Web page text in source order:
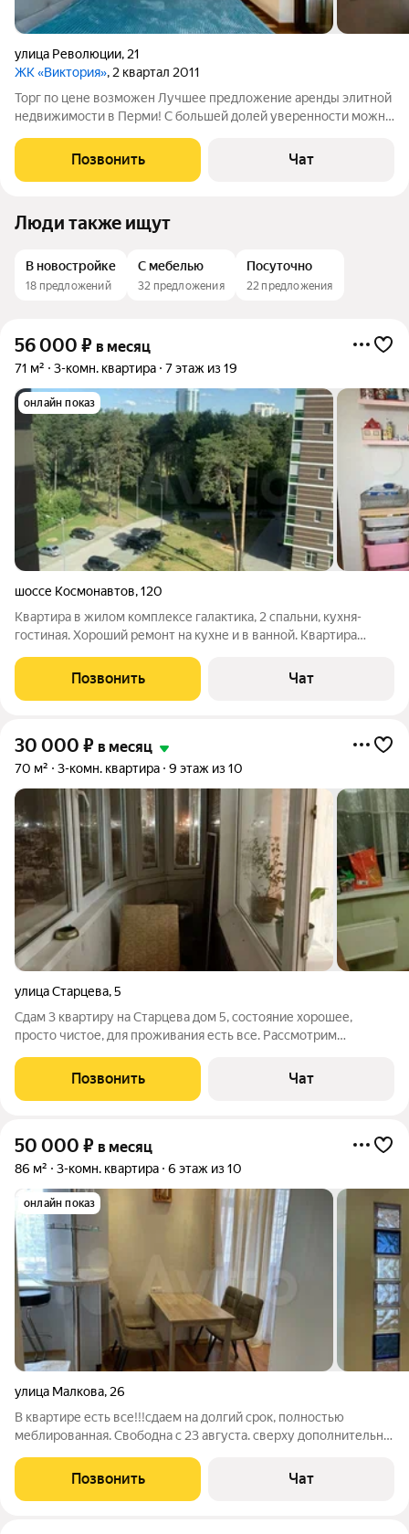
улица Революции, 21
ЖК «Виктория», 2 квартал 2011
Торг по цене возможен Лучшее предложение аренды элитной
недвижимости в Перми! С большей долей уверенности можно
самую требовательную и искушенную публику, привыкшую
брать от жизни только лучшее.
Позвонить Чат
Люди также ищут
В новостройке
18 предложений
С мебелью
32 предложения
Посуточно
22 предложения
56 000 ₽ в месяц
71 м² 3-комн. квартира 7 этаж из 19
онлайн показ
шоссе Космонавтов,120
Квартира в жилом комплексе галактика, 2 спальни, кухня-
гостиная. Хороший ремонт на кухне и в ванной. Квартира
посудомойка, индукционная плита, водонагреватель,
стиральная машина с сушкой. Хорошие
Позвонить Чат
30 000 ₽ в месяц
70 м² 3-комн. квартира 9 этаж из 10
улица Старцева,5
Сдам 3 квартиру на Старцева дом 5, состояние хорошее,
просто чистое, для проживания есть все. Рассмотрим
адекватных, спокойных и платежеспособных. Комиссия после
вселения, заранее денег не беру. Цена
Позвонить Чат
50 000 ₽ в месяц
86 м² 3-комн. квартира 6 этаж из 10
онлайн показ
улица Малкова, 26
В квартире есть все!!!сдаем на долгий срок, полностью
меблированная. Свободна с 23 августа. сверху дополнительно
Позвонить Чат